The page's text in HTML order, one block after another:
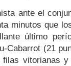
ante el
minutos que
último
Cabarrot (21
vitorianas